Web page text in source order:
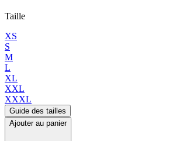
Taille
XS
S
M
L
XL
XXL
XXXL
Guide des tailles
Ajouter au panier